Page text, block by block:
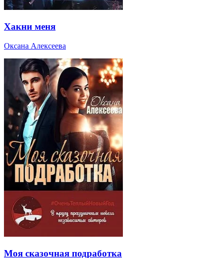
Хакни меня
Оксана Алексеева
Моя сказочная подработка